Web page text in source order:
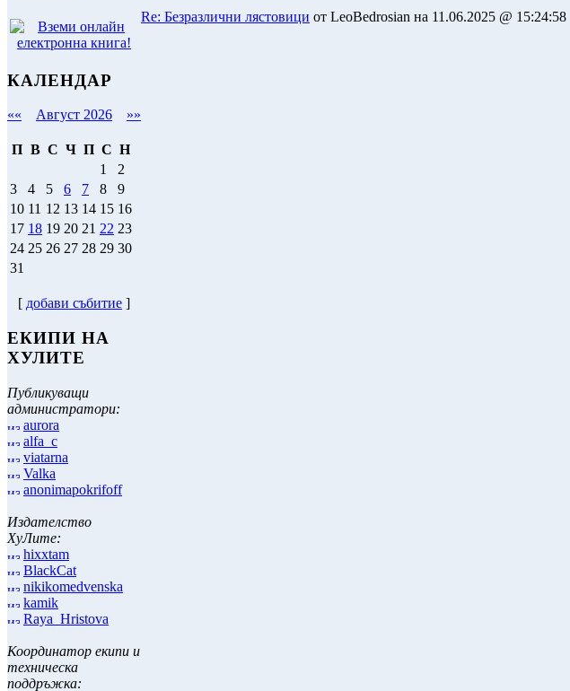
КАЛЕНДАР
«« Август 2026 »»
П В С Ч П С Н
1
2
3
4 5 6 7 8
9
10 11 12 13 14 15 16
17 18 19 20 21 22 23
24 25 26 27 28 29 30
31
[ добави събитие ]
ЕКИПИ НА
ХУЛИТЕ
Публикуващи
администратори:
aurora
alfa_c
viatarna
Valka
anonimapokrifoff
Издателство
ХуЛите:
hixxtam
BlackCat
nikikomedvenska
kamik
Raya_Hristova
Координатор екипи и
техническа
поддръжка:
Re: Безразлични лястовици от LeoBedrosian на 11.06.2025 @ 15:24:58